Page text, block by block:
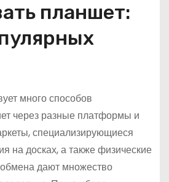
планшет:
много способов
через разные платформы и
специализирующиеся
на досках, а также физические
дают множество